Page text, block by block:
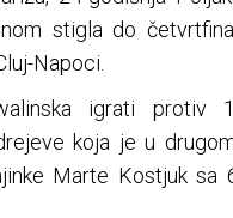
stigla do
Napoci.
igrati protiv
koja je u
Marte Kostjuk sa